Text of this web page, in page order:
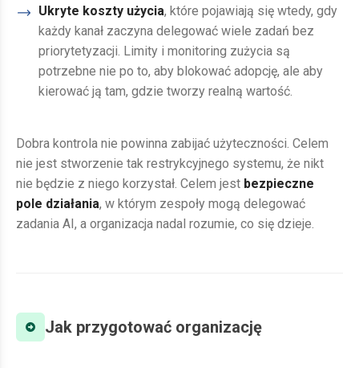
Ukryte koszty użycia, które pojawiają się wtedy, gdy
każdy kanał zaczyna delegować wiele zadań bez
priorytetyzacji. Limity i monitoring zużycia są
potrzebne nie po to, aby blokować adopcję, ale aby
kierować ją tam, gdzie tworzy realną wartość.
Dobra kontrola nie powinna zabijać użyteczności. Celem
nie jest stworzenie tak restrykcyjnego systemu, że nikt
nie będzie z niego korzystał. Celem jest bezpieczne
pole działania, w którym zespoły mogą delegować
zadania AI, a organizacja nadal rozumie, co się dzieje.
Jak przygotować organizację